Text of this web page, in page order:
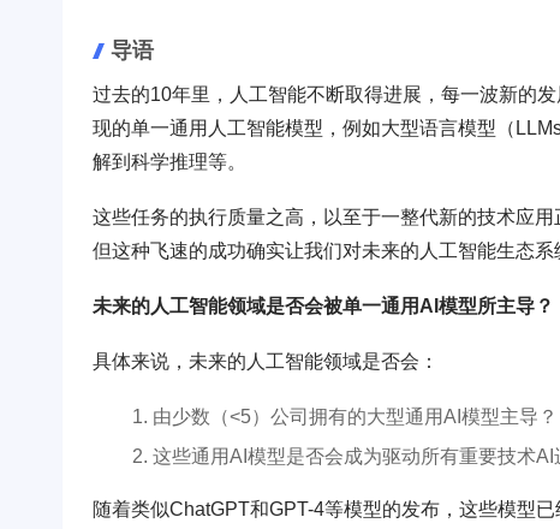
导语
过去的10年里，人工智能不断取得进展，每一波新的
现的单一通用人工智能模型，例如大型语言模型（
解到科学推理等。
这些任务的执行质量之高，以至于一整代新的技术应
但这种飞速的成功确实让我们对未来的人工智能生态系
未来的人工智能领域是否会被单一通用AI模型所主导？
具体来说，未来的人工智能领域是否会：
由少数（<5）公司拥有的大型通用AI模型主导？
这些通用AI模型是否会成为驱动所有重要技术AI
随着类似ChatGPT和GPT-4等模型的发布，这些模型